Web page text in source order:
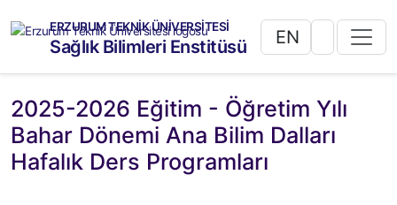
ERZURUM TEKNİK ÜNİVERSİTESİ
Sağlık Bilimleri Enstitüsü EN
2025-2026 Eğitim - Öğretim Yılı
Bahar Dönemi Ana Bilim Dalları
Hafalık Ders Programları